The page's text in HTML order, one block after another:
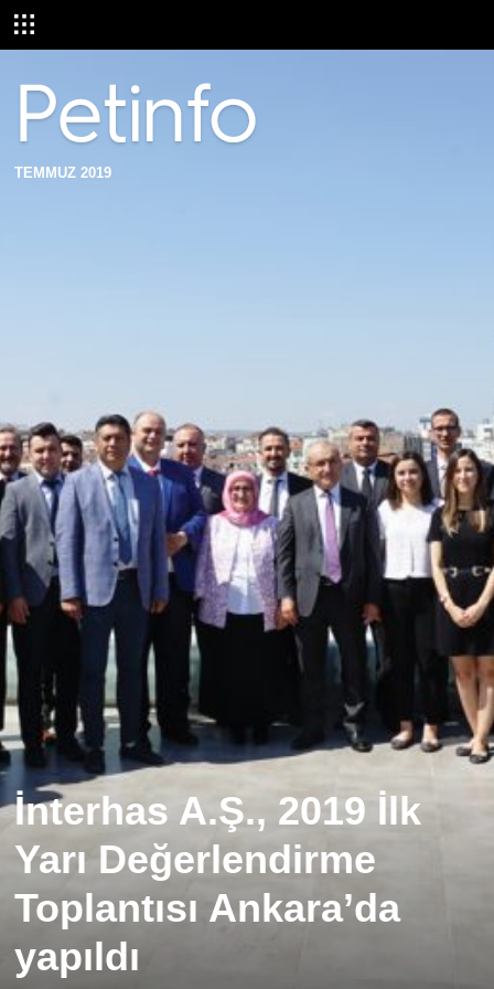
TEMMUZ 2019
İnterhas A.Ş., 2019 İlk
Yarı Değerlendirme
Toplantısı Ankara’da
yapıldı